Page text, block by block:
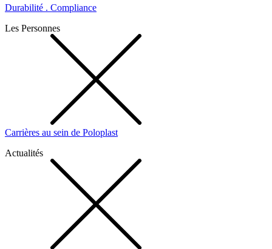
Durabilité . Compliance
Les Personnes
Carrières au sein de Poloplast
Actualités